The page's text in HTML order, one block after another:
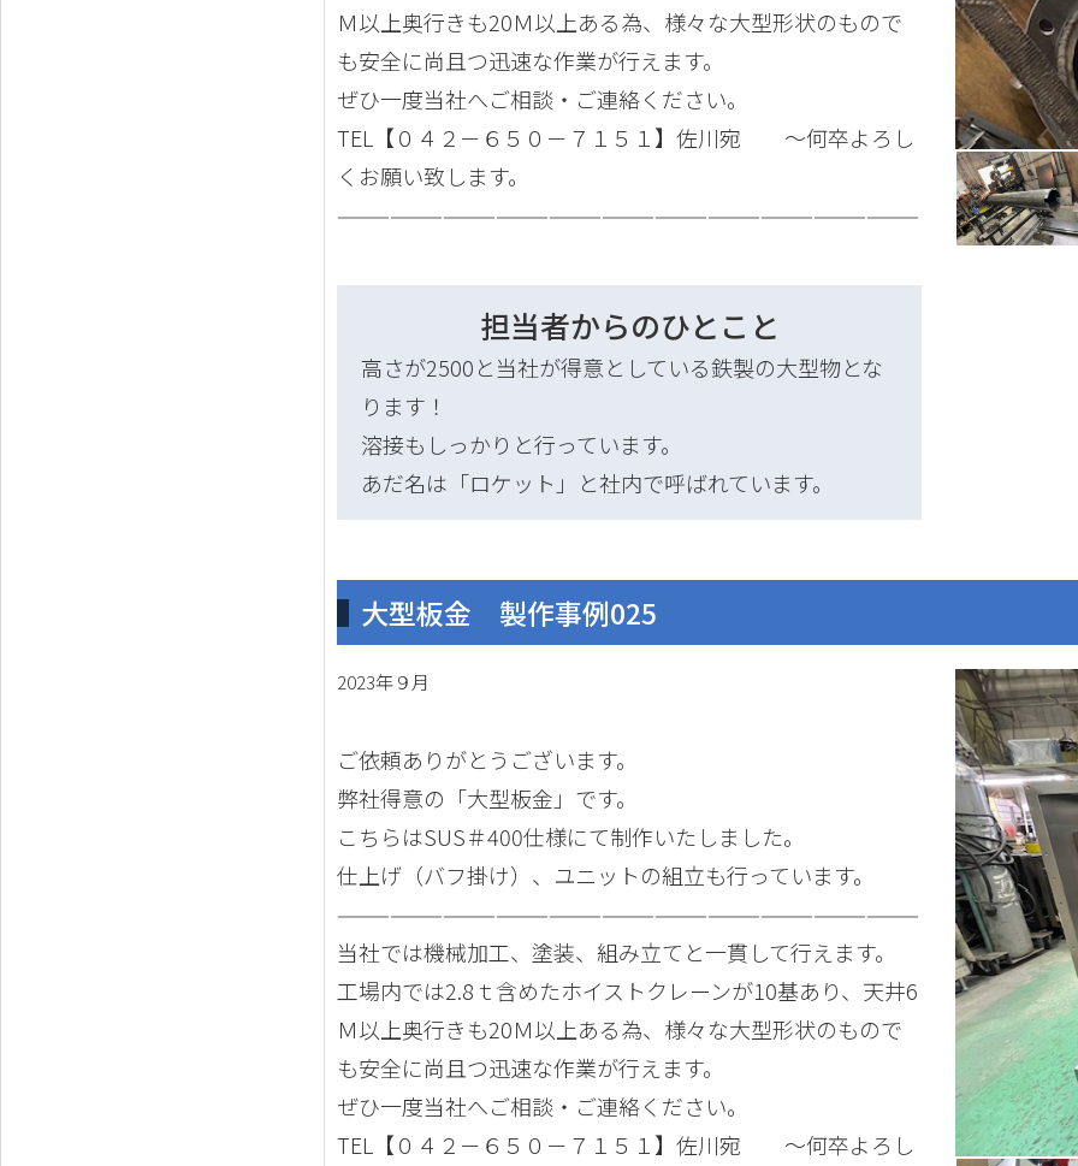
Ｍ以上奥行きも20Ｍ以上ある為、様々な大型形状のもので
も安全に尚且つ迅速な作業が行えます。
ぜひ一度当社へご相談・ご連絡ください。
TEL【０４２－６５０－７１５１】佐川宛 ～何卒よろし
くお願い致します。
—————————————————————————————————
担当者からのひとこと
高さが2500と当社が得意としている鉄製の大型物とな
ります！
溶接もしっかりと行っています。
あだ名は「ロケット」と社内で呼ばれています。
大型板金 製作事例025
2023年９月
ご依頼ありがとうございます。
弊社得意の「大型板金」です。
こちらはSUS＃400仕様にて制作いたしました。
仕上げ（バフ掛け）、ユニットの組立も行っています。
—————————————————————————————————
当社では機械加工、塗装、組み立てと一貫して行えます。
工場内では2.8ｔ含めたホイストクレーンが10基あり、天井6
Ｍ以上奥行きも20Ｍ以上ある為、様々な大型形状のもので
も安全に尚且つ迅速な作業が行えます。
ぜひ一度当社へご相談・ご連絡ください。
TEL【０４２－６５０－７１５１】佐川宛 ～何卒よろし